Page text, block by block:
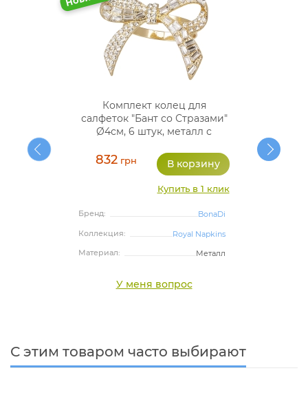
Комплект колец для
салфеток "Бант со Стразами"
Ø4см, 6 штук, металл с
832 грн
Купить в 1 клик
Бренд:
BonaDi
Коллекция:
Royal Napkins
Материал:
Металл
У меня вопрос
С этим товаром часто выбирают